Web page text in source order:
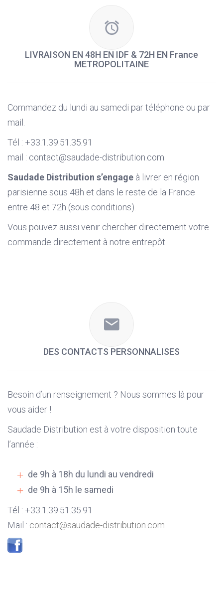
LIVRAISON EN 48H EN IDF & 72H EN France
METROPOLITAINE
Commandez du lundi au samedi par téléphone ou par
mail.
Tél : +33.1.39.51.35.91
mail : contact@saudade-distribution.com
Saudade Distribution s’engage à livrer en région
parisienne sous 48h et dans le reste de la France
entre 48 et 72h (sous conditions).
Vous pouvez aussi venir chercher directement votre
commande directement à notre entrepôt.
DES CONTACTS PERSONNALISES
Besoin d’un renseignement ? Nous sommes là pour
vous aider !
Saudade Distribution est à votre disposition toute
l’année :
de 9h à 18h du lundi au vendredi
de 9h à 15h le samedi
Tél : +33.1.39.51.35.91
Mail : contact@saudade-distribution.com